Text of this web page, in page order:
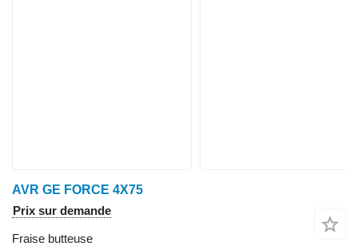
AVR GE FORCE 4X75
Prix sur demande
Fraise butteuse